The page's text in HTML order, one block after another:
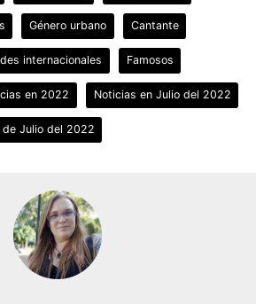
Género urbano Cantante
internacionales Famosos
en 2022 Noticias en Julio del 2022
Julio del 2022